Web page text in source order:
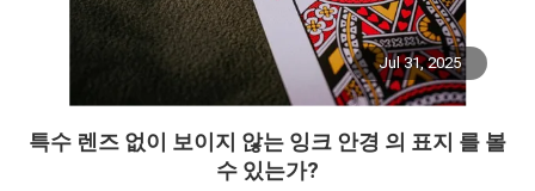
Jul 31, 2025
특수 렌즈 없이 보이지 않는 잉크 안경 의 표지 를 볼
수 있는가?